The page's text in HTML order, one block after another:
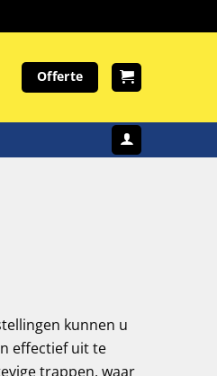
Offerte
kunnen u
effectief uit te
trappen, waar